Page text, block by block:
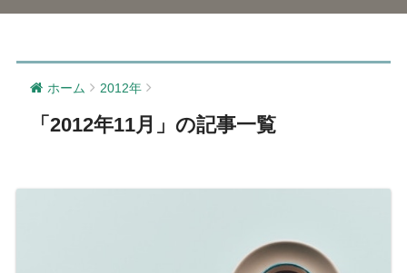
ホーム 2012年
「2012年11月」の記事一覧